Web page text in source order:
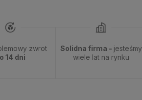
zwrot
14 dni
Solidna firma - jesteśmy
wiele lat na rynku